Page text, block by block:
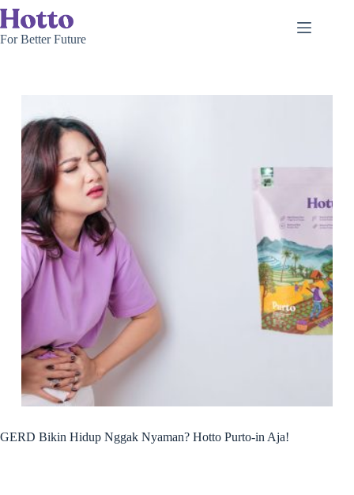
Skip
to
content
For Better Future
GERD Bikin Hidup Nggak Nyaman? Hotto Purto-in Aja!